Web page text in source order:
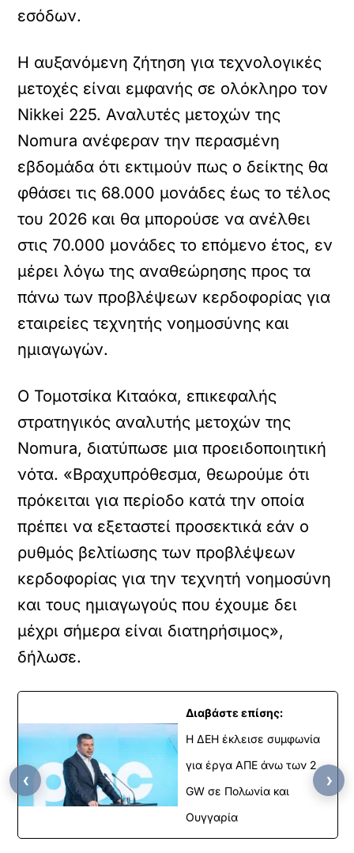
εσόδων.
Η αυξανόμενη ζήτηση για τεχνολογικές
μετοχές είναι εμφανής σε ολόκληρο τον
Nikkei 225. Αναλυτές μετοχών της
Nomura ανέφεραν την περασμένη
εβδομάδα ότι εκτιμούν πως ο δείκτης θα
φθάσει τις 68.000 μονάδες έως το τέλος
του 2026 και θα μπορούσε να ανέλθει
στις 70.000 μονάδες το επόμενο έτος, εν
μέρει λόγω της αναθεώρησης προς τα
πάνω των προβλέψεων κερδοφορίας για
εταιρείες τεχνητής νοημοσύνης και
ημιαγωγών.
Ο Τομοτσίκα Κιταόκα, επικεφαλής
στρατηγικός αναλυτής μετοχών της
Nomura, διατύπωσε μια προειδοποιητική
νότα. «Βραχυπρόθεσμα, θεωρούμε ότι
πρόκειται για περίοδο κατά την οποία
πρέπει να εξεταστεί προσεκτικά εάν ο
ρυθμός βελτίωσης των προβλέψεων
κερδοφορίας για την τεχνητή νοημοσύνη
και τους ημιαγωγούς που έχουμε δει
μέχρι σήμερα είναι διατηρήσιμος»,
δήλωσε.
Διαβάστε επίσης:
Η ΔΕΗ έκλεισε συμφωνία
για έργα ΑΠΕ άνω των 2
GW σε Πολωνία και
Ουγγαρία
‹ ›